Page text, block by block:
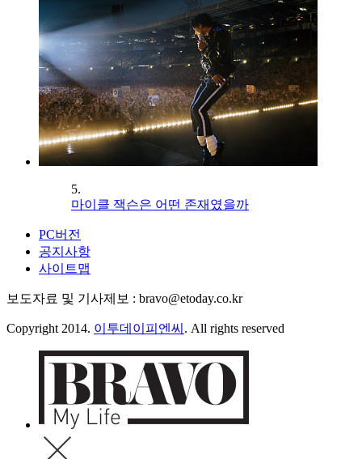
5.
마이클 잭슨은 어떤 존재였을까
PC버전
공지사항
사이트맵
보도자료 및 기사제보 : bravo@etoday.co.kr
Copyright 2014. 이투데이피엔씨 . All rights reserved